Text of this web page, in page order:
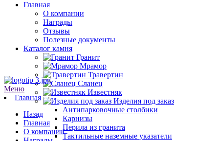
Главная
О компании
Награды
Отзывы
Полезные документы
Каталог камня
Гранит
Мрамор
Травертин
Сланец
Известняк
Изделия под заказ
Антипарковочные столбики
Карнизы
Перила из гранита
Тактильные наземные указатели
Меню
Главная
Назад
Главная
О компании